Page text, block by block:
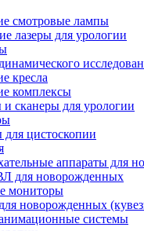
смотровые лампы
лазеры для урологии
кресла
комплексы
сканеры для урологии
цистоскопии
аппараты для
для новорожденных
мониторы
новорожденных
системы